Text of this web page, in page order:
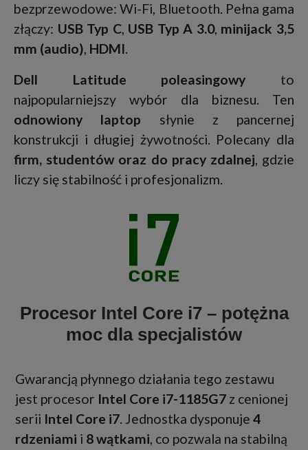
bezprzewodowe: Wi-Fi, Bluetooth. Pełna gama
złączy: USB Typ C, USB Typ A 3.0, minijack 3,5
mm (audio), HDMI.
Dell Latitude poleasingowy to
najpopularniejszy wybór dla biznesu. Ten
odnowiony laptop słynie z pancernej
konstrukcji i długiej żywotności. Polecany dla
firm, studentów oraz do pracy zdalnej, gdzie
liczy się stabilność i profesjonalizm.
Procesor Intel Core i7 – potężna
moc dla specjalistów
Gwarancją płynnego działania tego zestawu
jest procesor Intel Core i7-1185G7 z cenionej
serii Intel Core i7. Jednostka dysponuje 4
rdzeniami i 8 wątkami, co pozwala na stabilną